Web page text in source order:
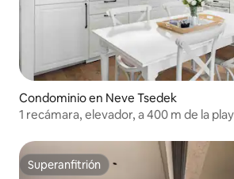
Condominio en Neve Tsedek
1 recámara, elevador, a 400 m de la
Superanfitrión
Superanfitrión